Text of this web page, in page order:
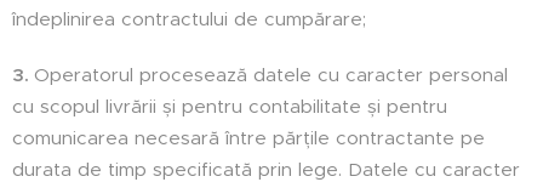
îndeplinirea contractului de cumpărare;
3. Operatorul procesează datele cu caracter personal
cu scopul livrării și pentru contabilitate și pentru
comunicarea necesară între părțile contractante pe
durata de timp specificată prin lege. Datele cu caracter